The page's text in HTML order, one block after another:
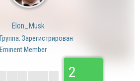
Elon_Musk
Группа: Зарегистрирован
Eminent Member
2